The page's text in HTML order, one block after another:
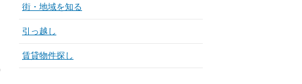
街・地域を知る
引っ越し
賃貸物件探し